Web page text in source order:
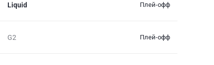
Liquid Плей-офф
G2 Плей-офф